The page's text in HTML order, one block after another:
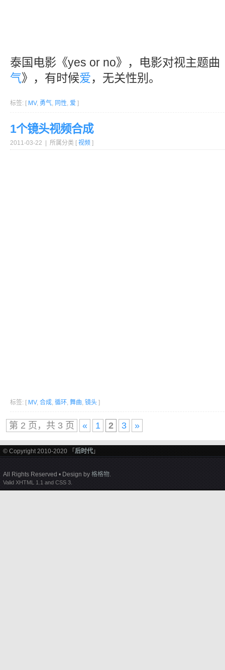
泰国电影《yes or no》，电影对视主题曲
气》，有时候爱，无关性别。
标签: [ MV, 勇气, 同性, 爱 ]
1个镜头视频合成
2011-03-22 | 所属分类 [ 视频 ]
标签: [ MV, 合成, 循环, 舞曲, 镜头 ]
第 2 页，共 3 页 « 1 2 3 »
© Copyright 2010-2020 「 后时代 」
All Rights Reserved • Design by 格格物.
Valid XHTML 1.1 and CSS 3.